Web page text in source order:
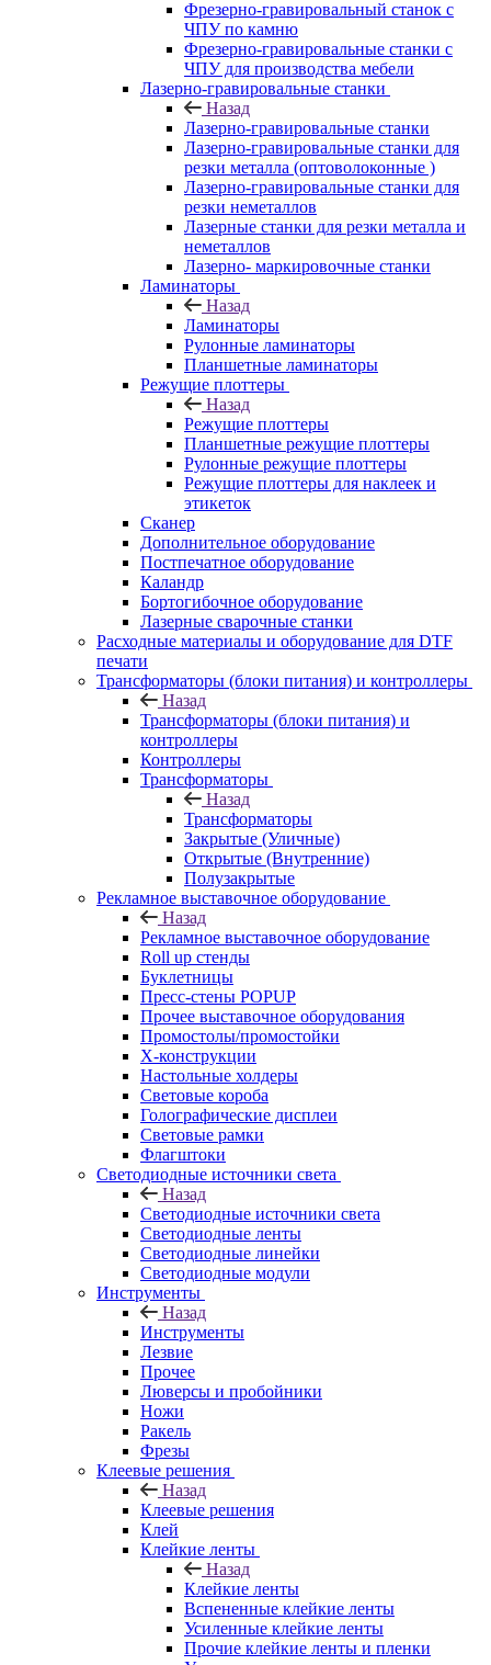
Фрезерно-гравировальный станок с
ЧПУ по камню
Фрезерно-гравировальные станки с
ЧПУ для производства мебели
Лазерно-гравировальные станки
Назад
Лазерно-гравировальные станки
Лазерно-гравировальные станки для
резки металла (оптоволоконные )
Лазерно-гравировальные станки для
резки неметаллов
Лазерные станки для резки металла и
неметаллов
Лазерно- маркировочные станки
Ламинаторы
Назад
Ламинаторы
Рулонные ламинаторы
Планшетные ламинаторы
Режущие плоттеры
Назад
Режущие плоттеры
Планшетные режущие плоттеры
Рулонные режущие плоттеры
Режущие плоттеры для наклеек и
этикеток
Сканер
Дополнительное оборудование
Постпечатное оборудование
Каландр
Бортогибочное оборудование
Лазерные сварочные станки
Расходные материалы и оборудование для DTF
печати
Трансформаторы (блоки питания) и контроллеры
Назад
Трансформаторы (блоки питания) и
контроллеры
Контроллеры
Трансформаторы
Назад
Трансформаторы
Закрытые (Уличные)
Открытые (Внутренние)
Полузакрытые
Рекламное выставочное оборудование
Назад
Рекламное выставочное оборудование
Roll up стенды
Буклетницы
Пресс-стены POPUP
Прочее выставочное оборудования
Промостолы/промостойки
Х-конструкции
Настольные холдеры
Световые короба
Голографические дисплеи
Световые рамки
Флагштоки
Светодиодные источники света
Назад
Светодиодные источники света
Светодиодные ленты
Светодиодные линейки
Светодиодные модули
Инструменты
Назад
Инструменты
Лезвие
Прочее
Люверсы и пробойники
Ножи
Ракель
Фрезы
Клеевые решения
Назад
Клеевые решения
Клей
Клейкие ленты
Назад
Клейкие ленты
Вспененные клейкие ленты
Усиленные клейкие ленты
Прочие клейкие ленты и пленки